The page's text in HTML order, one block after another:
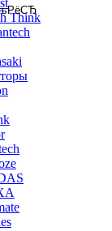
Think